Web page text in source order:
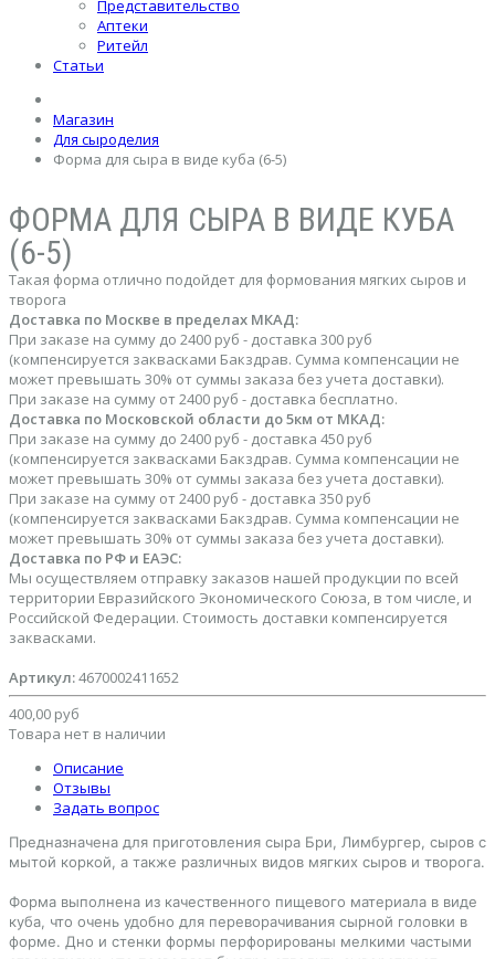
Представительство
Аптеки
Ритейл
Статьи
Магазин
Для сыроделия
Форма для сыра в виде куба (6-5)
ФОРМА ДЛЯ СЫРА В ВИДЕ КУБА
(6-5)
Такая форма отлично подойдет для формования мягких сыров и
творога
Доставка по Москве в пределах МКАД:
При заказе на сумму до 2400 руб - доставка 300 руб
(компенсируется заквасками Бакздрав. Сумма компенсации не
может превышать 30% от суммы заказа без учета доставки).
При заказе на сумму от 2400 руб - доставка бесплатно.
Доставка по Московской области до 5км от МКАД:
При заказе на сумму до 2400 руб - доставка 450 руб
(компенсируется заквасками Бакздрав. Сумма компенсации не
может превышать 30% от суммы заказа без учета доставки).
При заказе на сумму от 2400 руб - доставка 350 руб
(компенсируется заквасками Бакздрав. Сумма компенсации не
может превышать 30% от суммы заказа без учета доставки).
Доставка по РФ и ЕАЭС:
Мы осуществляем отправку заказов нашей продукции по всей
территории Евразийского Экономического Союза, в том числе, и
Российской Федерации. Стоимость доставки компенсируется
заквасками.
Артикул:4670002411652
400,00 руб
Товара нет в наличии
Описание
Отзывы
Задать вопрос
Предназначена для приготовления сыра Бри, Лимбургер, сыров с
мытой коркой, а также различных видов мягких сыров и творога.
Форма выполнена из качественного пищевого материала в виде
куба, что очень удобно для переворачивания сырной головки в
форме. Дно и стенки формы перфорированы мелкими частыми